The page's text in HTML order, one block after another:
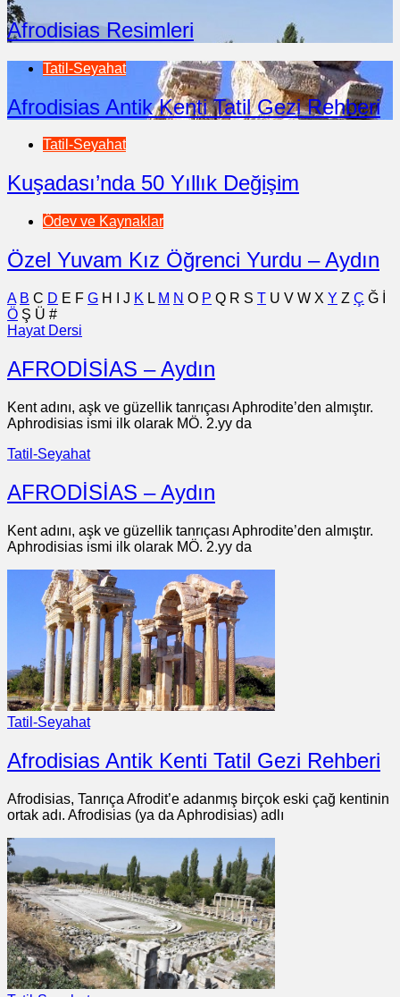
Afrodisias Resimleri
Tatil-Seyahat
Afrodisias Antik Kenti Tatil Gezi Rehberi
Tatil-Seyahat
Kuşadası’nda 50 Yıllık Değişim
Ödev ve Kaynaklar
Özel Yuvam Kız Öğrenci Yurdu – Aydın
A B C D E F G H J K L M N O P Q R S T U V W X Y Z Ç Ğ
Ö Ş Ü #
Hayat Dersi
AFRODİSİAS – Aydın
Kent adını, aşk ve güzellik tanrıçası Aphrodite’den almıştır.
Aphrodisias ismi ilk olarak MÖ. 2.yy da
Tatil-Seyahat
AFRODİSİAS – Aydın
Kent adını, aşk ve güzellik tanrıçası Aphrodite’den almıştır.
Aphrodisias ismi ilk olarak MÖ. 2.yy da
Tatil-Seyahat
Afrodisias Antik Kenti Tatil Gezi Rehberi
Afrodisias, Tanrıça Afrodit’e adanmış birçok eski çağ kentinin
ortak adı. Afrodisias (ya da Aphrodisias) adlı